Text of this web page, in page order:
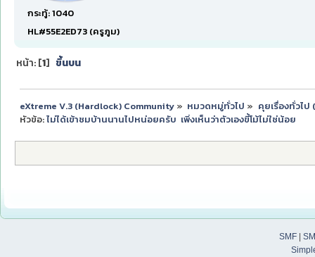
กระทู้: 1040
HL#55E2ED73 (ครูภูม)
หน้า: [1] ขึ้นบน
eXtreme V.3 (Hardlock) Community» หมวดหมู่ทั่วไป » คุยเรื่องทั่วไป
หัวข้อ:ไม่ได้เข้าชมบ้านนานไปหน่อยครับ  เพิ่งเห็นว่าตัวเองขี้โม้ไม่ใช่น้อย
SMF|